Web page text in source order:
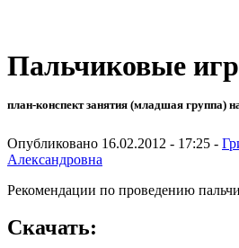
Пальчиковые
план-конспект занятия (младшая группа)
Опубликовано 16.02.2012 - 17:25 -
Александровна
Рекомендации по проведению
Скачать: